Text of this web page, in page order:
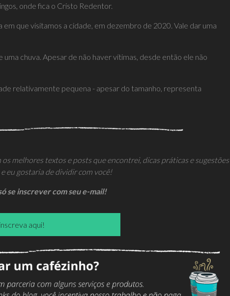
onde fica o Cristo Redentor.
que visitamos a cidade, em dezembro de 2020. Vale dar uma
chuva. Apesar de não haver vítimas, desde então ele não
relativamente pequena - apesar do tamanho, representa
melhores textos e posts que encontrei, dicas práticas e sugestões
eu gostaria de dividir com você!
se inscrever com seu e-mail!
aqui!